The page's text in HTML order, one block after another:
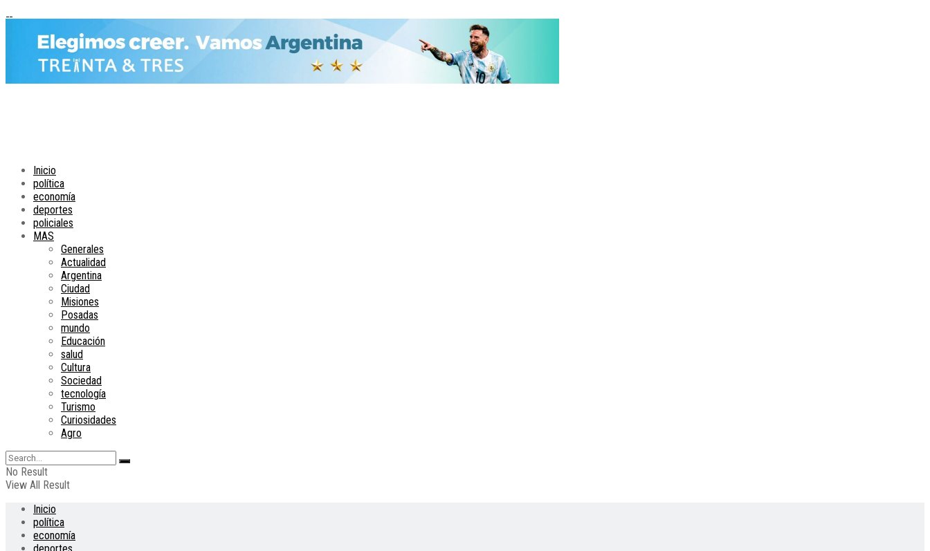
Inicio
política
economía
deportes
policiales
MAS
Generales
Actualidad
Argentina
Ciudad
Misiones
Posadas
mundo
Educación
salud
Cultura
Sociedad
tecnología
Turismo
Curiosidades
Agro
No Result
View All Result
Inicio
política
economía